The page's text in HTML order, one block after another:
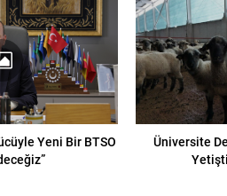
Yeni Bir BTSO
Üniversite